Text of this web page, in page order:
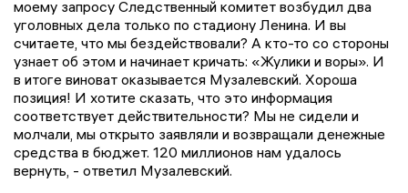
моему запросу Следственный комитет возбудил два
уголовных дела только по стадиону Ленина. И вы
считаете, что мы бездействовали? А кто-то со стороны
узнает об этом и начинает кричать: «Жулики и воры». И
в итоге виноват оказывается Музалевский. Хороша
позиция! И хотите сказать, что это информация
соответствует действительности? Мы не сидели и
молчали, мы открыто заявляли и возвращали денежные
средства в бюджет. 120 миллионов нам удалось
вернуть, - ответил Музалевский.